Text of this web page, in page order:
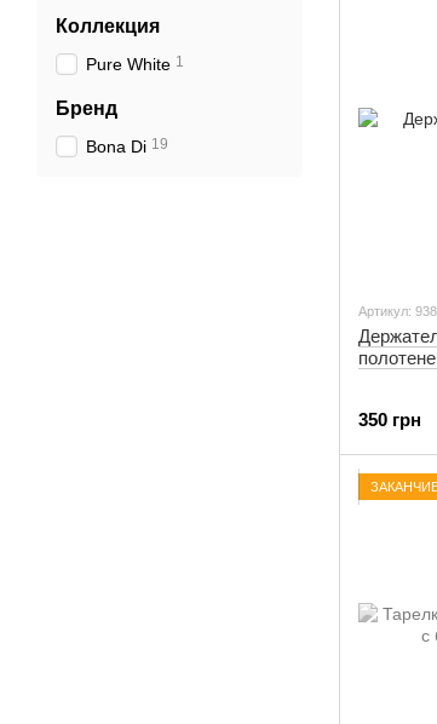
Артикул:
350 грн
Коллекция
Pure White 1
Бренд
Bona Di 19